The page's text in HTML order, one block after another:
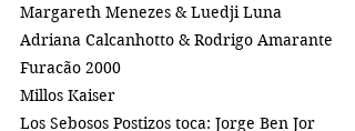
Margareth Menezes & Luedji Luna
Adriana Calcanhotto & Rodrigo Amarante
Furacão 2000
Millos Kaiser
Los Sebosos Postizos toca: Jorge Ben Jor